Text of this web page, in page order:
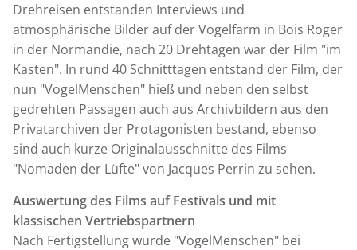
Drehreisen entstanden Interviews und
atmosphärische Bilder auf der Vogelfarm in Bois Roger
in der Normandie, nach 20 Drehtagen war der Film "im
Kasten". In rund 40 Schnitttagen entstand der Film, der
nun "VogelMenschen" hieß und neben den selbst
gedrehten Passagen auch aus Archivbildern aus den
Privatarchiven der Protagonisten bestand, ebenso
sind auch kurze Originalausschnitte des Films
"Nomaden der Lüfte" von Jacques Perrin zu sehen.
Auswertung des Films auf Festivals und mit
klassischen Vertriebspartnern
Nach Fertigstellung wurde "VogelMenschen" bei